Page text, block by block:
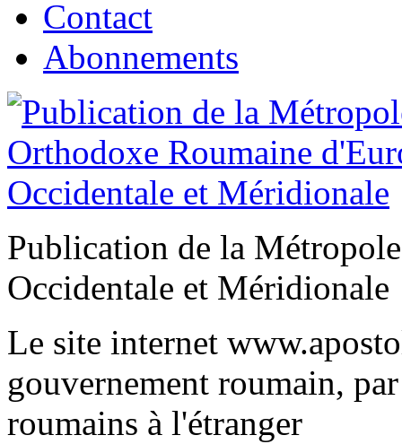
Contact
Abonnements
Publication de la
Occidentale et Méridionale
Le site internet
gouvernement roumain,
roumains à l'étranger